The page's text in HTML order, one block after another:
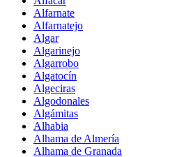
Alfarnate
Alfarnatejo
Algar
Algarinejo
Algarrobo
Algatocín
Algeciras
Algodonales
Algámitas
Alhabia
Alhama de Almería
Alhama de Granada